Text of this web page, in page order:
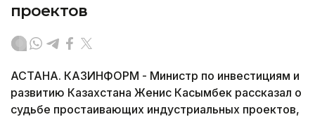
проектов
АСТАНА. КАЗИНФОРМ - Министр по инвестициям и
развитию Казахстана Женис Касымбек рассказал о
судьбе простаивающих индустриальных проектов,